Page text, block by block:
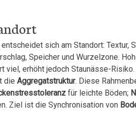
sich am Standort: Textur,
Speicher und Wurzelzone.
viel, erhöht jedoch Staunässe-
die Aggregatstruktur. Diese
für leichte Böden;
Ziel ist die Synchronisation von